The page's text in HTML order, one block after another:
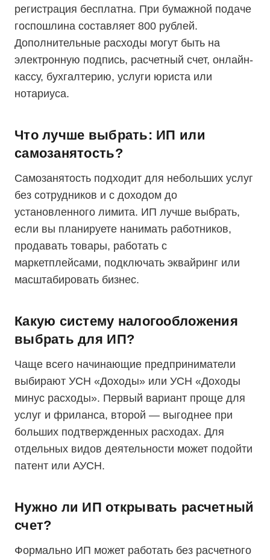
регистрация бесплатна. При бумажной подаче
госпошлина составляет 800 рублей.
Дополнительные расходы могут быть на
электронную подпись, расчетный счет, онлайн-
кассу, бухгалтерию, услуги юриста или
нотариуса.
Что лучше выбрать: ИП или
самозанятость?
Самозанятость подходит для небольших услуг
без сотрудников и с доходом до
установленного лимита. ИП лучше выбрать,
если вы планируете нанимать работников,
продавать товары, работать с
маркетплейсами, подключать эквайринг или
масштабировать бизнес.
Какую систему налогообложения
выбрать для ИП?
Чаще всего начинающие предприниматели
выбирают УСН «Доходы» или УСН «Доходы
минус расходы». Первый вариант проще для
услуг и фриланса, второй — выгоднее при
больших подтвержденных расходах. Для
отдельных видов деятельности может подойти
патент или АУСН.
Нужно ли ИП открывать расчетный
счет?
Формально ИП может работать без расчетного